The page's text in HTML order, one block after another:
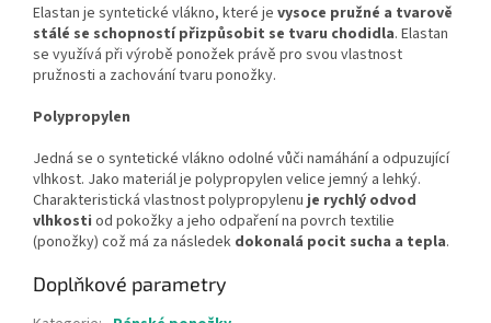
Elastan je syntetické vlákno, které je vysoce pružné a tvarově
stálé se schopností přizpůsobit se tvaru chodidla. Elastan
se využívá při výrobě ponožek právě pro svou vlastnost
pružnosti a zachování tvaru ponožky.
Polypropylen
Jedná se o syntetické vlákno odolné vůči namáhání a odpuzující
vlhkost. Jako materiál je polypropylen velice jemný a lehký.
Charakteristická vlastnost polypropylenu je rychlý odvod
vlhkosti od pokožky a jeho odpaření na povrch textilie
(ponožky) což má za následek dokonalá pocit sucha a tepla.
Doplňkové parametry